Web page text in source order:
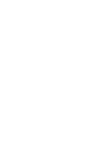
lịch Tỉnh Lâm Đồng